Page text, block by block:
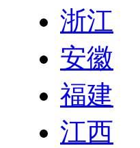
浙江
安徽
福建
江西